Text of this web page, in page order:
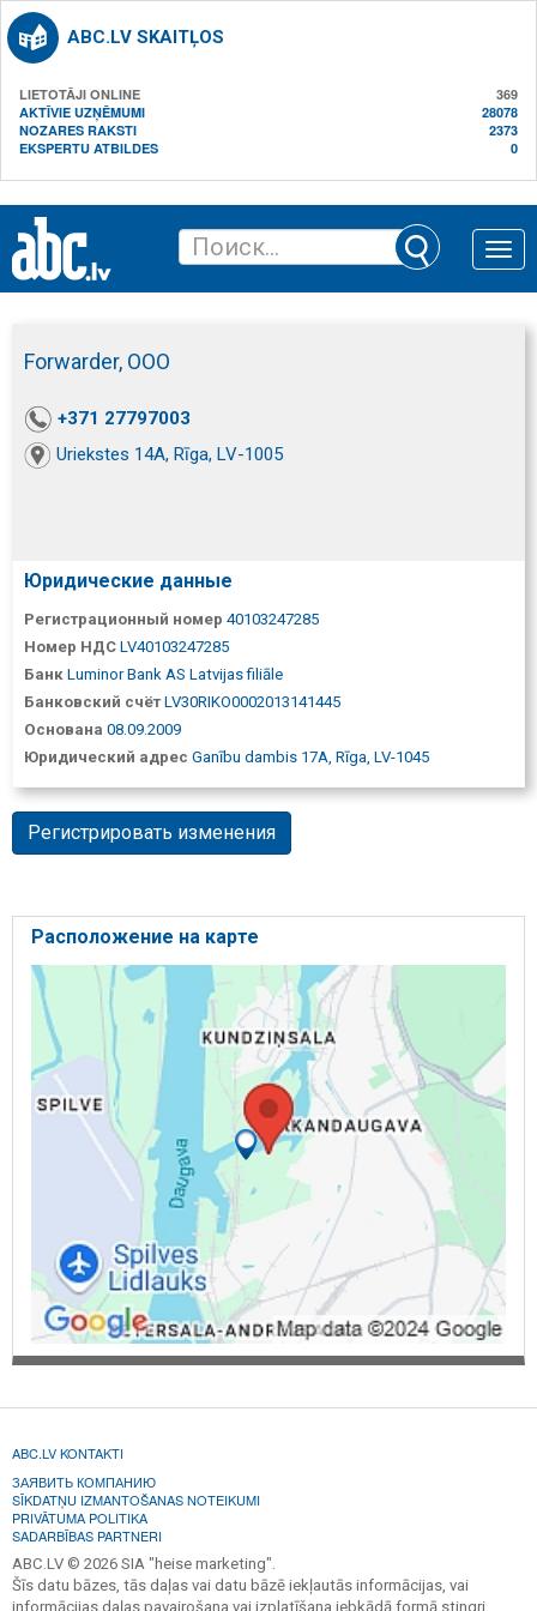
ABC.LV SKAITĻOS
LIETOTĀJI ONLINE
369
AKTĪVIE UZŅĒMUMI
28078
NOZARES RAKSTI
2373
EKSPERTU ATBILDES
0
Toggle
Forwarder, ООО
+371 27797003
Uriekstes 14A, Rīga, LV-1005
Юридические данные
Регистрационный номер 40103247285
Номер НДС LV40103247285
Банк Luminor Bank AS Latvijas filiāle
Банковский счёт LV30RIKO0002013141445
Основана 08.09.2009
Юридический адрес Ganību dambis 17A, Rīga, LV-1045
Регистрировать изменения
Расположение на карте
ABC.LV KONTAKTI
ЗАЯВИТЬ КОМПАНИЮ
SĪKDATŅU IZMANTOŠANAS NOTEIKUMI
PRIVĀTUMA POLITIKA
SADARBĪBAS PARTNERI
ABC.LV © 2026 SIA "heise marketing".
Šīs datu bāzes, tās daļas vai datu bāzē iekļautās informācijas, vai
informācijas daļas pavairošana vai izplatīšana jebkādā formā stingri